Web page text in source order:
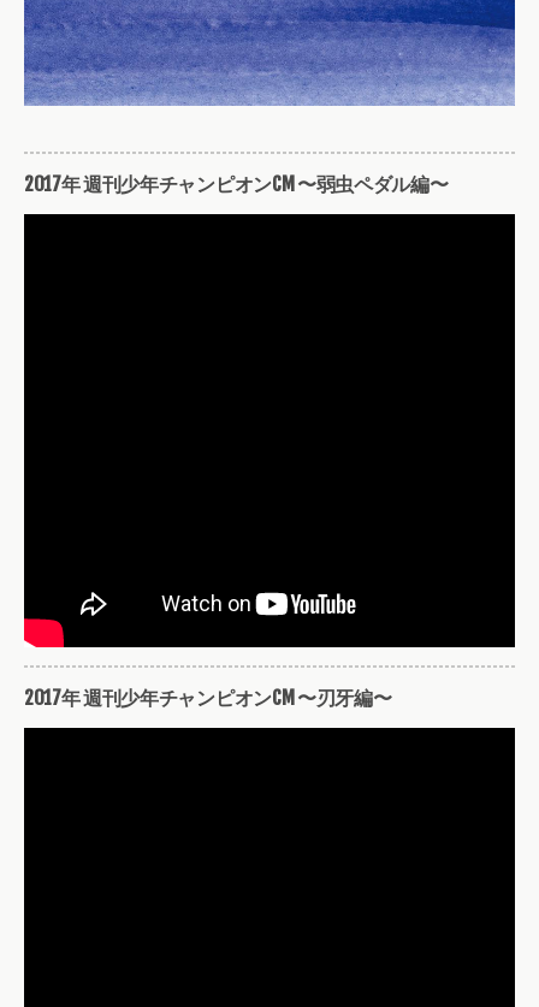
2017年 週刊少年チャンピオンCM 〜弱虫ペダル編〜
2017年 週刊少年チャンピオンCM 〜刃牙編〜